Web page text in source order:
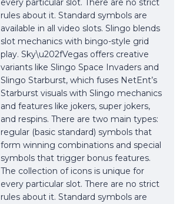
every particular slot. There are no strict
rules about it. Standard symbols are
available in all video slots. Slingo blends
slot mechanics with bingo-style grid
play. Sky\u202fVegas offers creative
variants like Slingo Space Invaders and
Slingo Starburst, which fuses NetEnt’s
Starburst visuals with Slingo mechanics
and features like jokers, super jokers,
and respins. There are two main types:
regular (basic standard) symbols that
form winning combinations and special
symbols that trigger bonus features.
The collection of icons is unique for
every particular slot. There are no strict
rules about it. Standard symbols are